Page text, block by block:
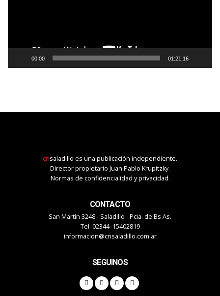
00:00 01:21:16
cnsaladillo es una publicación independiente.
Director propietario Juan Pablo Krupitzky.
Normas de confidencialidad y privacidad.
CONTACTO
San Martín 3248 - Saladillo - Pcia. de Bs As.
Tel: 02344–15402819
informacion@cnsaladillo.com.ar
SEGUINOS